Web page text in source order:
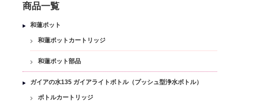
商品一覧
和蓮ポット
和蓮ポットカートリッジ
和蓮ポット部品
ガイアの水135 ガイアライトボトル（プッシュ型浄水ボトル）
ボトルカートリッジ